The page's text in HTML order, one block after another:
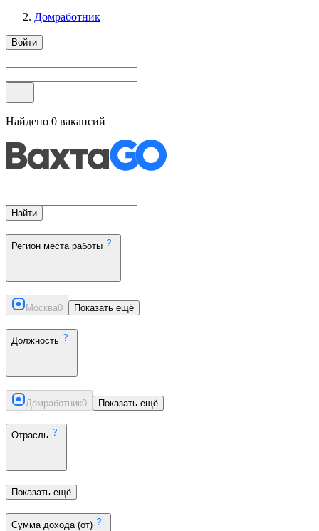
Домработник
Войти
Найдено 0 вакансий
Найти
Регион места работы
Москва0 Показать ещё
Должность
Домработник0 Показать ещё
Отрасль
Показать ещё
Сумма дохода (от)